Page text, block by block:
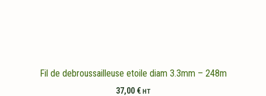
Fil de debroussailleuse etoile diam 3.3mm – 248m
37,00 € HT